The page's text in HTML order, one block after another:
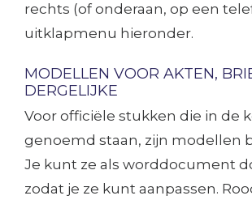
rechts (of onderaan, op een
uitklapmenu hieronder.
MODELLEN VOOR AKTEN,
DERGELIJKE
Voor officiële stukken die in de
genoemd staan, zijn modellen
Je kunt ze als worddocument
zodat je ze kunt aanpassen.